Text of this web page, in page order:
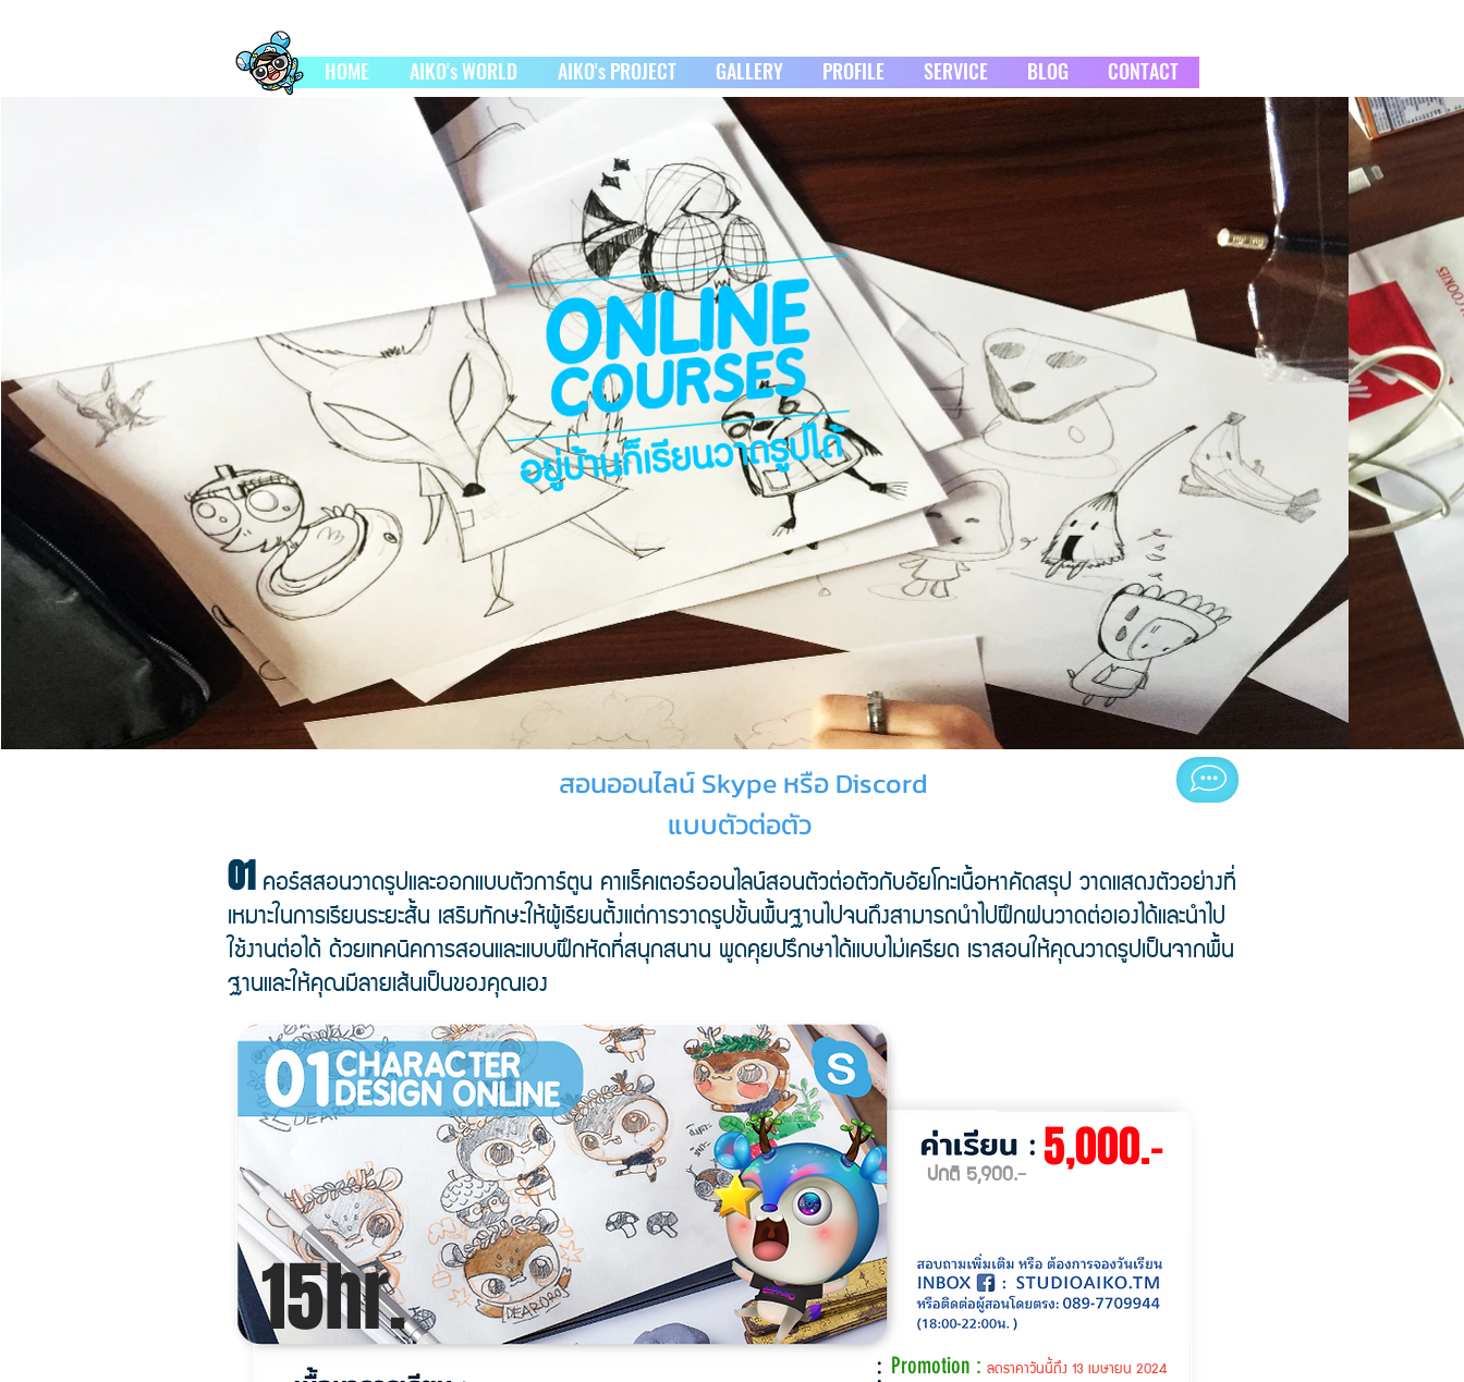
HOME AIKO's WORLD AIKO's PROJECT GALLERY PROFILE SERVICE BLOG CONTACT
สอนออนไลน์ Skype หรือ Discord
แบบตัวต่อตัว
01คอร์สสอนวาดรูปและออกแบบตัวการ์ตูน คาแร็คเตอร์ออนไลน์สอนตัวต่อตัวกับอัยโกะเนื้อหาคัดสรุป วาดแสดงตัวอย่างที่
เหมาะในการเรียนระยะสั้น เสริมทักษะให้ผู้เรียนตั้งแต่การวาดรูปขั้นพื้นฐานไปจนถึงสามารถนำไปฝึกฝนวาดต่อเองได้และนำไป
ใช้งานต่อได้ ด้วยเทคนิคการสอนและแบบฝึกหัดที่สนุกสนาน พูดคุยปรึกษาได้แบบไม่เครียด เราสอนให้คุณวาดรูปเป็นจากพื้น
ฐานและให้คุณมีลายเส้นเป็นของคุณเอง
5,000.-
Promotion : ลดราคาวันนี้ถึง 13 เมษายน 2024
ปกติ 5,900.-
15hr.